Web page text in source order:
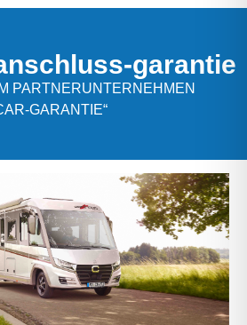
garantie
PARTNERUNTERNEHMEN
GARANTIE“